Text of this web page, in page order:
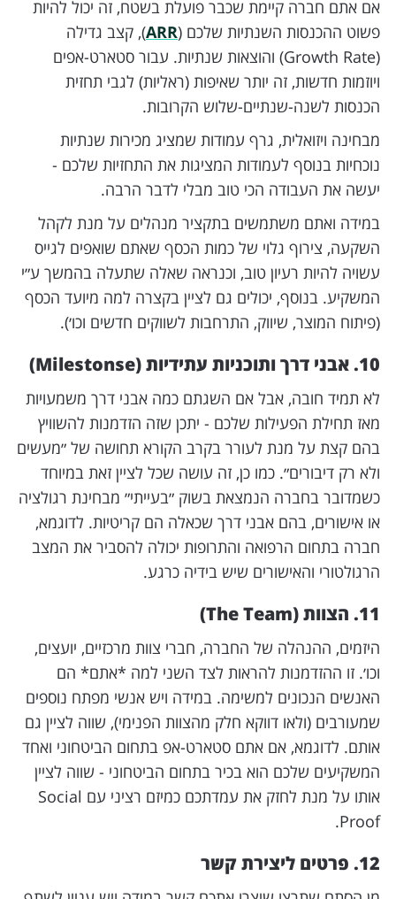
אם אתם חברה קיימת שכבר פועלת בשטח, זה יכול להיות
פשוט ההכנסות השנתיות שלכם (ARR), קצב גדילה
(Growth Rate) והוצאות שנתיות. עבור סטארט-אפים
ויוזמות חדשות, זה יותר שאיפות (ראליות) לגבי תחזית
הכנסות לשנה-שנתיים-שלוש הקרובות.
מבחינה ויזואלית, גרף עמודות שמציג מכירות שנתיות
נוכחיות בנוסף לעמודות המציגות את התחזיות שלכם -
יעשה את העבודה הכי טוב מבלי לדבר הרבה.
במידה ואתם משתמשים בתקציר מנהלים על מנת לקהל
השקעה, צירוף גלוי של כמות הכסף שאתם שואפים לגייס
עשויה להיות רעיון טוב, וכנראה שאלה שתעלה בהמשך ע״י
המשקיע. בנוסף, יכולים גם לציין בקצרה למה מיועד הכסף
(פיתוח המוצר, שיווק, התרחבות לשווקים חדשים וכו׳).
10. אבני דרך ותוכניות עתידיות (Milestonse)
לא תמיד חובה, אבל אם השגתם כמה אבני דרך משמעויות
מאז תחילת הפעילות שלכם - יתכן שזה הזדמנות להשוויץ
בהם קצת על מנת לעורר בקרב הקורא תחושה של ״מעשים
ולא רק דיבורים״. כמו כן, זה עושה שכל לציין זאת במיוחד
כשמדובר בחברה הנמצאת בשוק ״בעייתי״ מבחינת רגולציה
או אישורים, בהם אבני דרך שכאלה הם קריטיות. לדוגמא,
חברה בתחום הרפואה והתרופות יכולה להסביר את המצב
הרגולטורי והאישורים שיש בידיה כרגע.
11. הצוות (The Team)
היזמים, ההנהלה של החברה, חברי צוות מרכזיים, יועצים,
וכו׳. זו ההזדמנות להראות לצד השני למה *אתם* הם
האנשים הנכונים למשימה. במידה ויש אנשי מפתח נוספים
שמעורבים (ולאו דווקא חלק מהצוות הפנימי), שווה לציין גם
אותם. לדוגמא, אם אתם סטארט-אפ בתחום הביטחוני ואחד
המשקיעים שלכם הוא בכיר בתחום הביטחוני - שווה לציין
אותו על מנת לחזק את עמדתכם כמיזם רציני עם Social
Proof.
12. פרטים ליצירת קשר